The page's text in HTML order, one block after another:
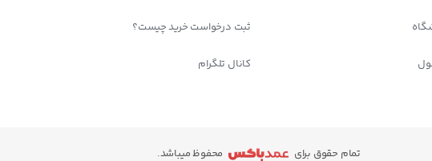
ثبت درخواست خرید چیست؟
کانال تلگرام
تمام حقوق برای محفوظ میباشد.